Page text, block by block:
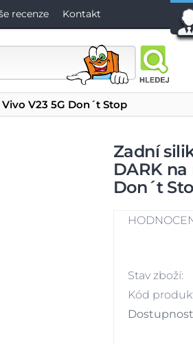
recenze Kontakt
V23 5G Don´t Stop
Zadní
DARK na
Don´t
Stav zboží:
Kód
Dostupnost